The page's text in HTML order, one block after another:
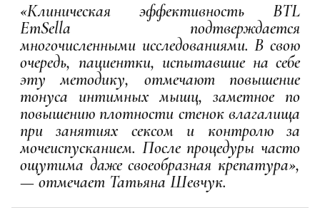
«Клиническая эффективность BTL
EmSella подтверждается
многочисленными исследованиями. В свою
очередь, пациентки, испытавшие на себе
эту методику, отмечают повышение
тонуса интимных мышц, заметное по
повышению плотности стенок влагалища
при занятиях сексом и контролю за
мочеиспусканием. После процедуры часто
ощутима даже своеобразная крепатура»,
— отмечает Татьяна Шевчук.